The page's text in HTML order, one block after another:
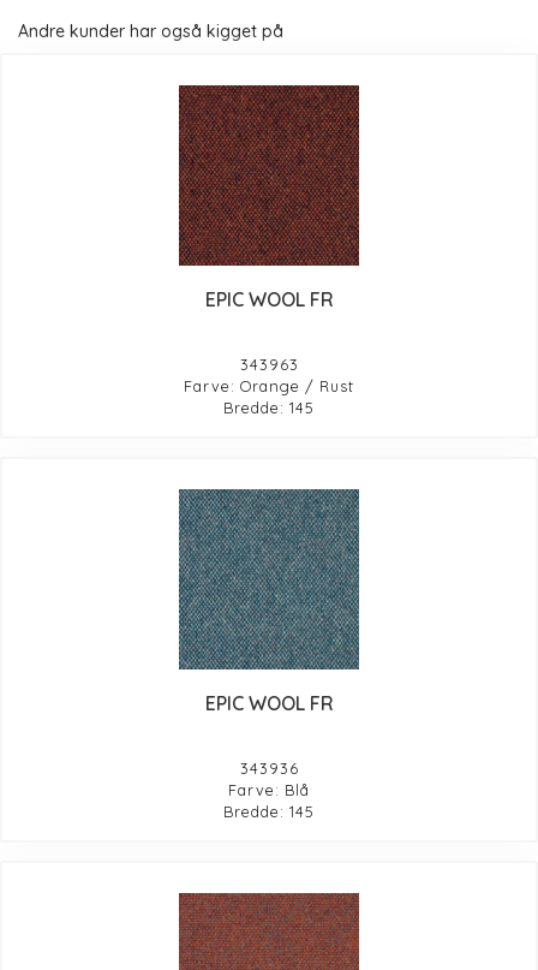
Andre kunder har også kigget på
EPIC WOOL FR
343963
Farve: Orange / Rust
Bredde: 145
EPIC WOOL FR
343936
Farve: Blå
Bredde: 145